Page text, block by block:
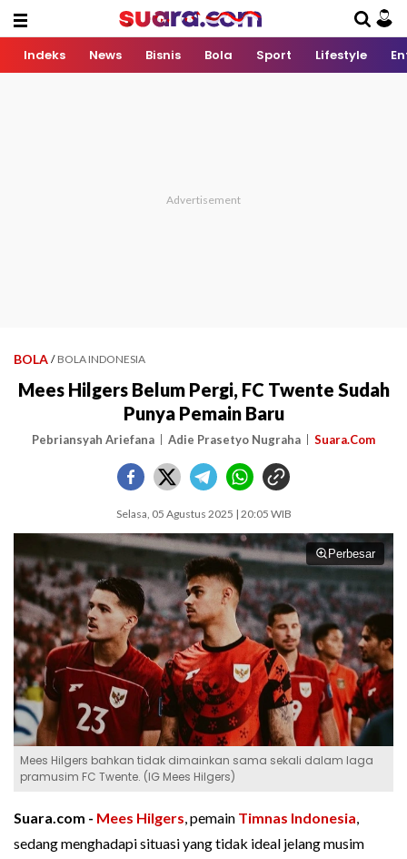
Indeks News Bisnis Bola Sport Lifestyle
BOLA / BOLA INDONESIA
Mees Hilgers Belum Pergi, FC Twente Sudah
Punya Pemain Baru
Pebriansyah Ariefana Adie Prasetyo Nugraha Suara.Com
Selasa, 05 Agustus 2025 | 20:05 WIB
Perbesar
Mees Hilgers bahkan tidak dimainkan sama sekali dalam laga
pramusim FC Twente. (IG Mees Hilgers)
Suara.com - Mees Hilgers, pemain Timnas Indonesia,
sedang menghadapi situasi yang tidak ideal jelang musim